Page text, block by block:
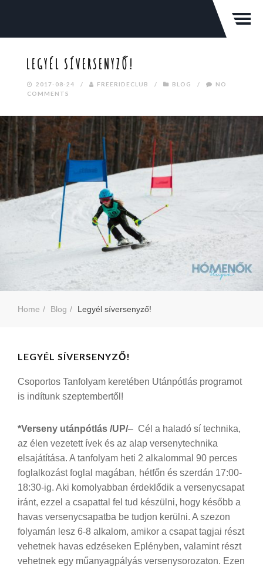
LEGYÉL SÍVERSENYZŐ!
2017-08-24 / FREERIDECLUB / BLOG /
NO
COMMENTS
Home Blog Legyél síversenyző!
LEGYÉL SÍVERSENYZŐ!
Csoportos Tanfolyam keretében Utánpótlás programot
is indítunk szeptembertől!
*Verseny utánpótlás /UP/– Cél a haladó sí technika,
az élen vezetett ívek és az alap versenytechnika
elsajátítása. A tanfolyam heti 2 alkalommal 90 perces
foglalkozást foglal magában, hétfőn és szerdán 17:00-
18:30-ig. Aki komolyabban érdeklődik a versenycsapat
iránt, ezzel a csapattal fel tud készülni, hogy később a
havas versenycsapatba be tudjon kerülni. A szezon
folyamán lesz 6-8 alkalom, amikor a csapat tagjai részt
vehetnek havas edzéseken Eplényben, valamint részt
vehetnek egy műanyagpályás versenysorozaton. Ezen